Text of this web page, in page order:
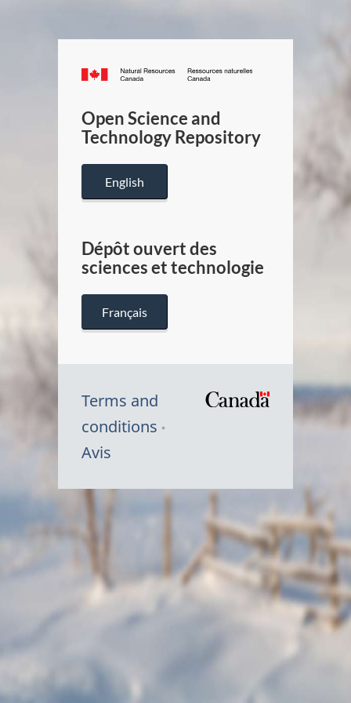
Canada.ca
/
Canada
Open Science and
Technology Repository
English
Dépôt ouvert des
sciences et technologie
Français
Terms and
conditions
Avis
Symbole
Canada